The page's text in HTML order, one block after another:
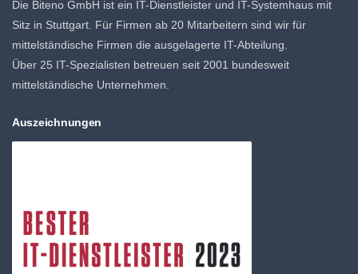
Die Biteno GmbH ist ein IT-Dienstleister und IT-Systemhaus mit
Sitz in Stuttgart. Für Firmen ab 20 Mitarbeitern sind wir für
mittelständische Firmen die ausgelagerte IT-Abteilung.
Über 25 IT-Spezialisten betreuen seit 2001 bundesweit
mittelständische Unternehmen.
Auszeichnungen